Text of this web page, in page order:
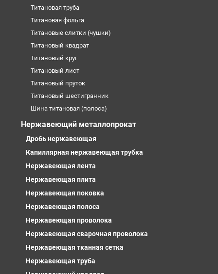
Титановая труба
Титановая фольга
Титановые слитки (чушки)
Титановый квадрат
Титановый круг
Титановый лист
Титановый пруток
Титановый шестигранник
Шина титановая (полоса)
Нержавеющий металлопрокат
Дробь нержавеющая
Капиллярная нержавеющая трубка
Нержавеющая лента
Нержавеющая плита
Нержавеющая поковка
Нержавеющая полоса
Нержавеющая проволока
Нержавеющая сварочная проволока
Нержавеющая тканная сетка
Нержавеющая труба